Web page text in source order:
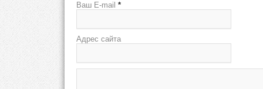
Ваш E-mail *
Адрес сайта